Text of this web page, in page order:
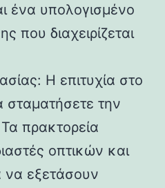
ένα υπολογισμένο
που διαχειρίζεται
Η επιτυχία στο
σταματήσετε την
πρακτορεία
οπτικών και
να εξετάσουν